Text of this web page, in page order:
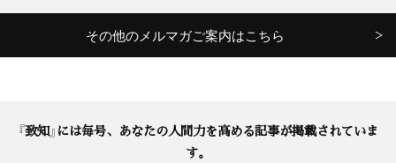
その他のメルマガご案内はこちら
『致知』には毎号、あなたの人間力を高める記事が掲載されていま
す。